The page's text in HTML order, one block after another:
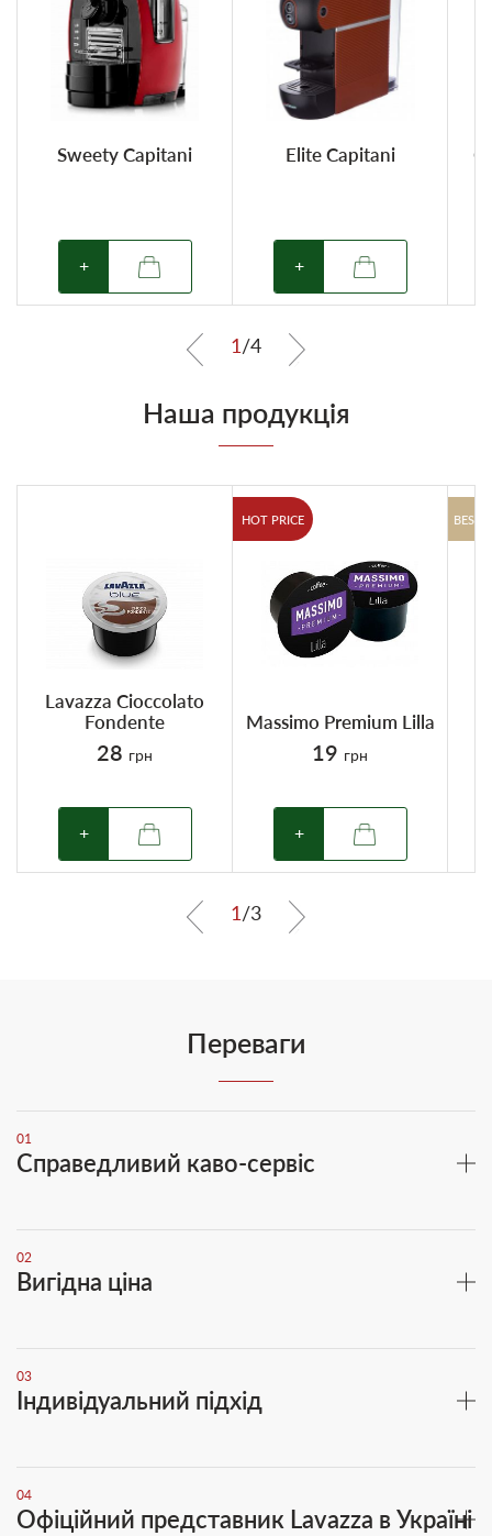
Sweety Capitani
+
Elite Capitani
+
1/4
Наша продукція
Lavazza Cioccolato
Fondente
28 грн
+
HOT PRICE
Massimo Premium Lilla
19 грн
+
1/3
Переваги
01
Справедливий каво-сервіс
02
Вигідна ціна
03
Індивідуальний підхід
04
Офіційний представник Lavazza в Україні